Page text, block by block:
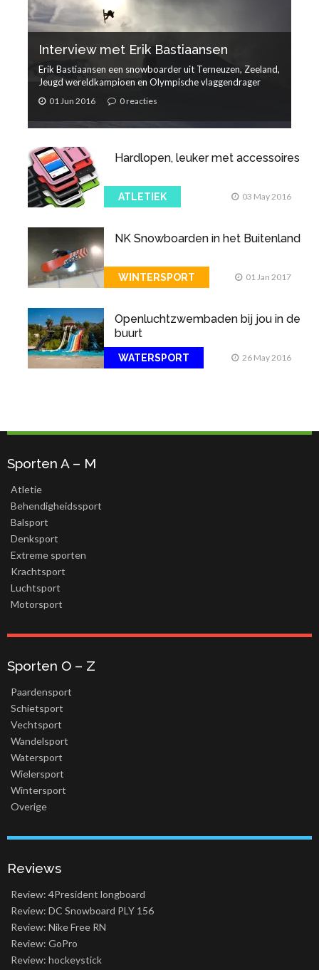
Interview met Erik Bastiaansen
Erik Bastiaansen een snowboarder uit Terneuzen, Zeeland,
Jeugd wereldkampioen en Olympische vlaggendrager
01 Jun 2016 0 reacties
Hardlopen, leuker met accessoires
ATLETIEK 03 May 2016
NK Snowboarden in het Buitenland
WINTERSPORT 01 Jan 2017
Openluchtzwembaden bij jou in de
buurt
WATERSPORT 26 May 2016
Sporten A – M
Atletie
Behendigheidssport
Balsport
Denksport
Extreme sporten
Krachtsport
Luchtsport
Motorsport
Sporten O – Z
Paardensport
Schietsport
Vechtsport
Wandelsport
Watersport
Wielersport
Wintersport
Overige
Reviews
Review: 4President longboard
Review: DC Snowboard PLY 156
Review: Nike Free RN
Review: GoPro
Review: hockeystick